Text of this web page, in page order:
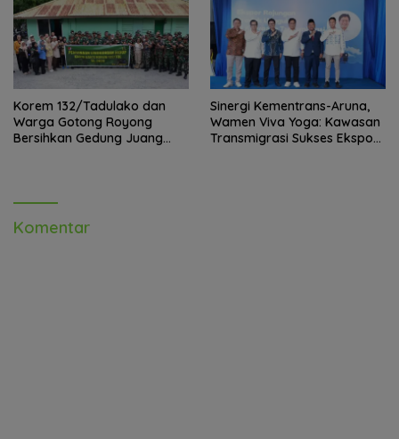
Korem 132/Tadulako dan
Warga Gotong Royong
Bersihkan Gedung Juang
Sinergi Kementrans-Aruna,
Wamen Viva Yoga: Kawasan
Transmigrasi Sukses Ekspor
Komentar